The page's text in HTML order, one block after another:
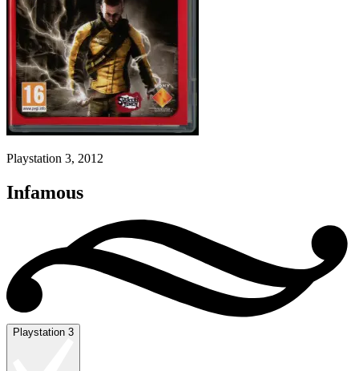
Playstation 3, 2012
Infamous
Playstation 3